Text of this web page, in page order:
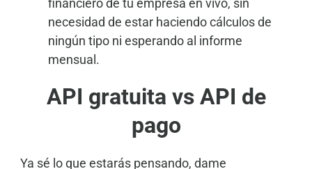
financiero de tu empresa en vivo, sin
necesidad de estar haciendo cálculos de
ningún tipo ni esperando al informe
mensual.
API gratuita vs API de
pago
Ya sé lo que estarás pensando, dame